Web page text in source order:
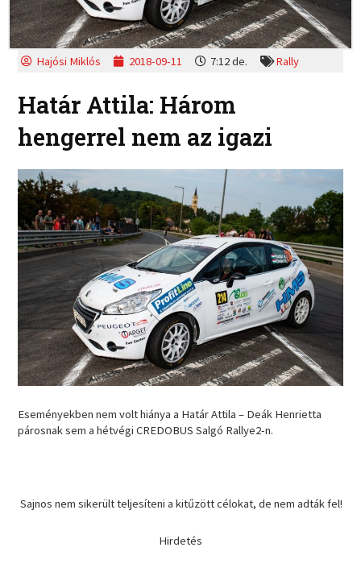
Hajósi Miklós 2018-09-11 7:12 de. Rally
Határ Attila: Három
hengerrel nem az igazi
Eseményekben nem volt hiánya a Határ Attila – Deák Henrietta
párosnak sem a hétvégi CREDOBUS Salgó Rallye2-n.
Sajnos nem sikerült teljesíteni a kitűzött célokat, de nem adták fel!
Hirdetés